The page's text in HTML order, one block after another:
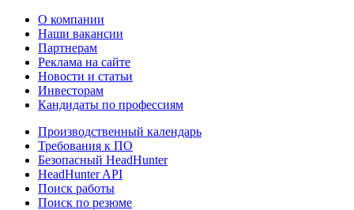
О компании
Наши вакансии
Партнерам
Реклама на сайте
Новости и статьи
Инвесторам
Кандидаты по профессиям
Производственный календарь
Требования к ПО
Безопасный HeadHunter
HeadHunter API
Поиск работы
Поиск по резюме